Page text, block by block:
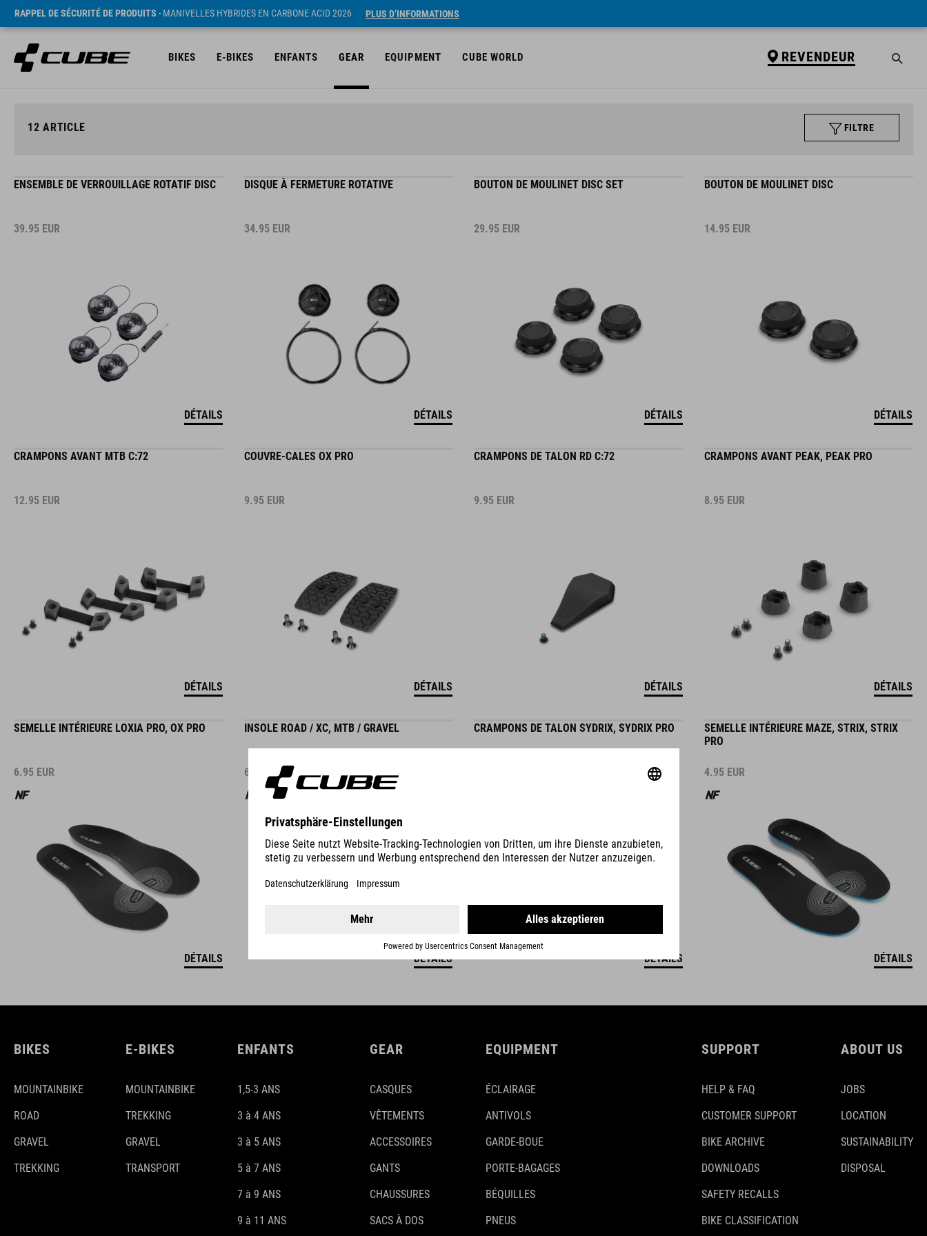
RAPPEL DE SÉCURITÉ DE PRODUITS - MANIVELLES HYBRIDES EN CARBONE ACID 2026 PLUS D’INFORMATIONS
BIKES E-BIKES ENFANTS GEAR EQUIPMENT CUBE WORLD REVENDEUR
12 ARTICLE FILTRE
ENSEMBLE DE VERROUILLAGE ROTATIF DISC
39.95 EUR
DÉTAILS
DISQUE À FERMETURE ROTATIVE
34.95 EUR
DÉTAILS
BOUTON DE MOULINET DISC SET
29.95 EUR
DÉTAILS
BOUTON DE MOULINET DISC
14.95 EUR
DÉTAILS
CRAMPONS AVANT MTB C:72
12.95 EUR
DÉTAILS
COUVRE-CALES OX PRO
9.95 EUR
DÉTAILS
CRAMPONS DE TALON RD C:72
9.95 EUR
DÉTAILS
CRAMPONS AVANT PEAK, PEAK PRO
8.95 EUR
DÉTAILS
SEMELLE INTÉRIEURE LOXIA PRO, OX PRO
6.95 EUR
DÉTAILS
INSOLE ROAD / XC, MTB / GRAVEL
6.95 EUR
DÉTAILS
CRAMPONS DE TALON SYDRIX, SYDRIX PRO
DÉTAILS
SEMELLE INTÉRIEURE MAZE, STRIX, STRIX
PRO
4.95 EUR
DÉTAILS
BIKES
MOUNTAINBIKE
ROAD
GRAVEL
TREKKING
E-BIKES
MOUNTAINBIKE
TREKKING
GRAVEL
TRANSPORT
ENFANTS
1,5-3 ANS
3 à 4 ANS
3 à 5 ANS
5 à 7 ANS
7 à 9 ANS
9 à 11 ANS
GEAR
CASQUES
VÊTEMENTS
ACCESSOIRES
GANTS
CHAUSSURES
SACS À DOS
EQUIPMENT
ÉCLAIRAGE
ANTIVOLS
GARDE-BOUE
PORTE-BAGAGES
BÉQUILLES
PNEUS
SUPPORT
HELP & FAQ
CUSTOMER SUPPORT
BIKE ARCHIVE
DOWNLOADS
SAFETY RECALLS
BIKE CLASSIFICATION
ABOUT US
JOBS
LOCATION
SUSTAINABILITY
DISPOSAL